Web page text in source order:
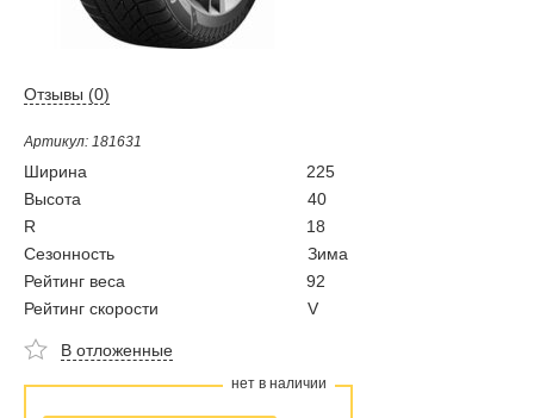
Отзывы (0)
Артикул: 181631
Ширина
225
Высота
40
R
18
Сезонность
Зима
Рейтинг веса
92
Рейтинг скорости
V
В отложенные
нет в наличии